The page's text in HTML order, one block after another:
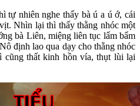
tự nhiên nghe thấy bà ú a ú ớ, cái
Nhìn lại thì thấy thằng nhóc một
bà Liên, miệng liên tục lẩm bẩm
định lao qua dạy cho thằng nhóc
cũng thất kinh hồn vía, thụt lùi lại